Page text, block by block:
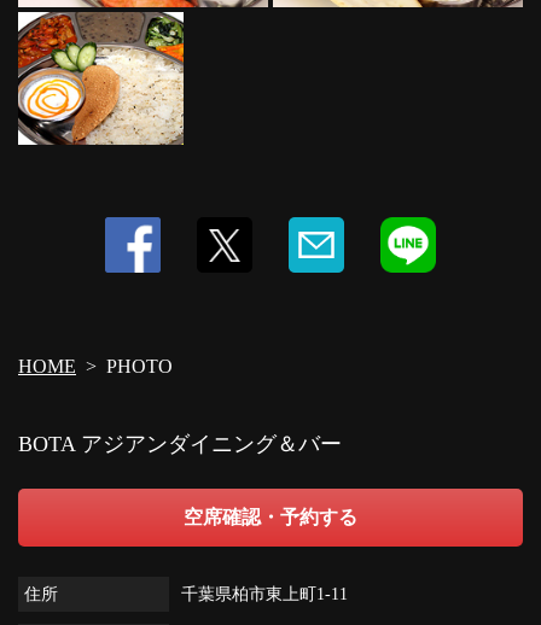
HOME PHOTO
BOTA アジアンダイニング＆バー
空席確認・予約する
住所 千葉県柏市東上町1-11